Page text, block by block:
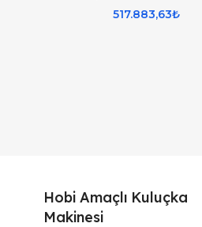
517.883,63₺
Hobi Amaçlı Kuluçka
Makinesi